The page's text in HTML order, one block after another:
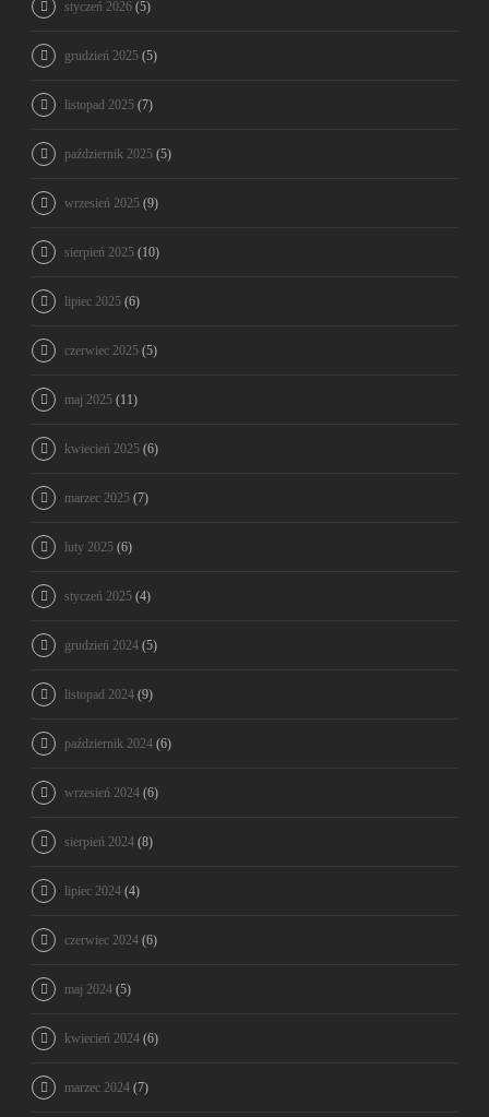
styczeń 2026 (5)
grudzień 2025 (5)
listopad 2025 (7)
październik 2025 (5)
wrzesień 2025 (9)
sierpień 2025 (10)
lipiec 2025 (6)
czerwiec 2025 (5)
maj 2025 (11)
kwiecień 2025 (6)
marzec 2025 (7)
luty 2025 (6)
styczeń 2025 (4)
grudzień 2024 (5)
listopad 2024 (9)
październik 2024 (6)
wrzesień 2024 (6)
sierpień 2024 (8)
lipiec 2024 (4)
czerwiec 2024 (6)
maj 2024 (5)
kwiecień 2024 (6)
marzec 2024 (7)